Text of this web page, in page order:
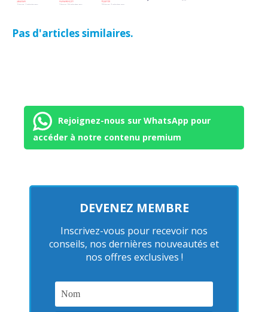
Pas d'articles similaires.
Rejoignez-nous sur WhatsApp pour
accéder à notre contenu premium
DEVENEZ MEMBRE
Inscrivez-vous pour recevoir nos
conseils, nos dernières nouveautés et
nos offres exclusives !